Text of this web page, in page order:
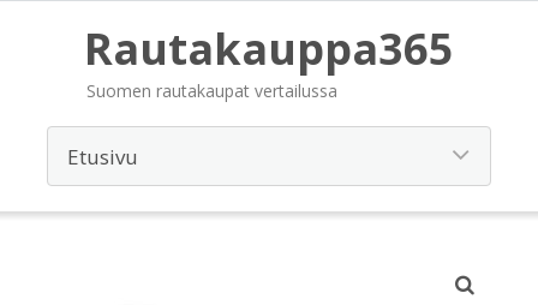
Rautakauppa365
Suomen rautakaupat vertailussa